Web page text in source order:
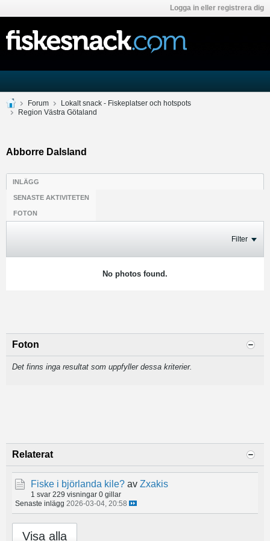
Logga in eller registrera dig
Forum
Lokalt snack - Fiskeplatser och hotspots
Region Västra Götaland
Abborre Dalsland
INLÄGG
SENASTE AKTIVITETEN
FOTON
Filter
No photos found.
Foton
Det finns inga resultat som uppfyller dessa kriterier.
Relaterat
Fiske i björlanda kile? av Zxakis
1 svar 229 visningar 0 gillar
Senaste inlägg 2026-03-04, 20:58
Visa alla